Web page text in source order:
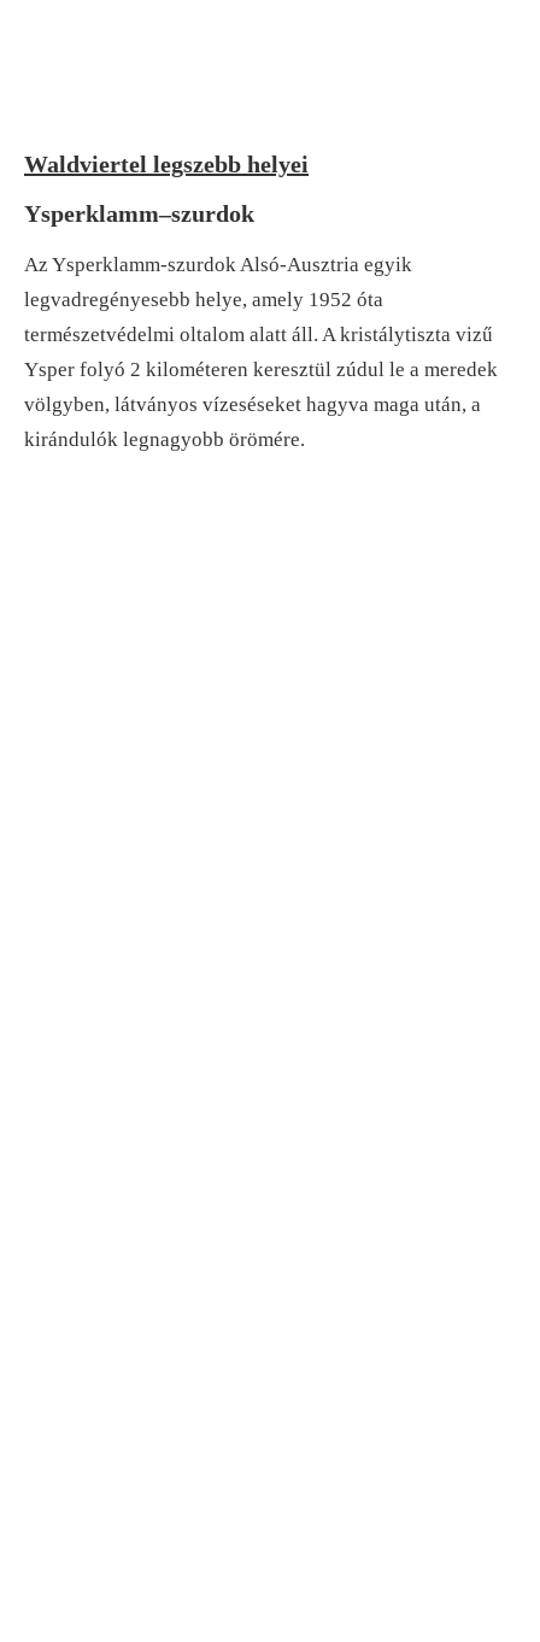
Waldviertel legszebb helyei
Ysperklamm–szurdok
Az Ysperklamm-szurdok Alsó-Ausztria egyik
legvadregényesebb helye, amely 1952 óta
természetvédelmi oltalom alatt áll. A kristálytiszta vizű
Ysper folyó 2 kilométeren keresztül zúdul le a meredek
völgyben, látványos vízeséseket hagyva maga után, a
kirándulók legnagyobb örömére.